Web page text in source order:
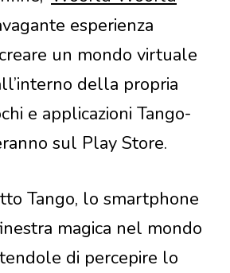
esperienza
un mondo virtuale
della propria
e applicazioni Tango-
sul Play Store.
Tango, lo smartphone
magica nel mondo
di percepire lo